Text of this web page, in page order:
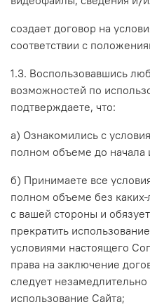
создает договор на
соответствии с
1.3. Воспользовавшись
возможностей по
подтверждаете, что:
а) Ознакомились с
полном объеме до начала
б) Принимаете все
полном объеме без
с вашей стороны и
прекратить
условиями настоящего
права на заключение
следует
использование Сайта;